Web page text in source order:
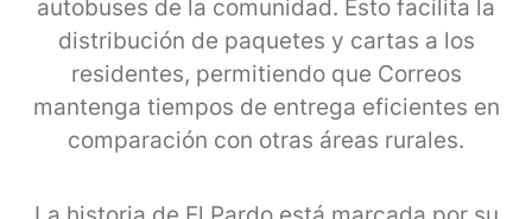
autobuses de la comunidad. Esto facilita la
distribución de paquetes y cartas a los
residentes, permitiendo que Correos
mantenga tiempos de entrega eficientes en
comparación con otras áreas rurales.